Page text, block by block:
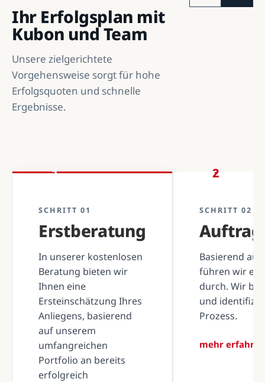
Ihr Erfolgsplan mit
Kubon und Team
Unsere zielgerichtete
Vorgehensweise sorgt für hohe
Erfolgsquoten und schnelle
Ergebnisse.
1
SCHRITT 01
Erstberatung
In unserer kostenlosen
Beratung bieten wir
Ihnen eine
Ersteinschätzung Ihres
Anliegens, basierend
auf unserem
umfangreichen
Portfolio an bereits
erfolgreich
2
SCHRITT 02
Basierend
führen wir
durch. Wir
und
Prozess.
mehr erfahren